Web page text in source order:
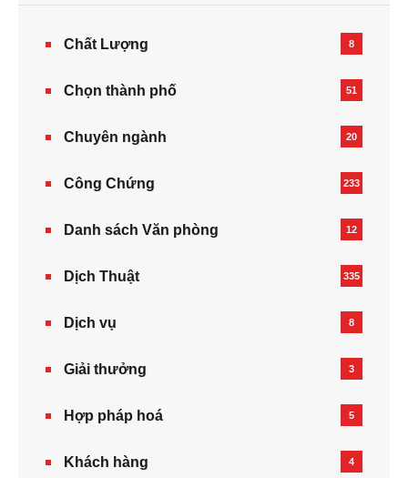
Chất Lượng 8
Chọn thành phố 51
Chuyên ngành 20
Công Chứng 233
Danh sách Văn phòng 12
Dịch Thuật 335
Dịch vụ 8
Giải thưởng 3
Hợp pháp hoá 5
Khách hàng 4